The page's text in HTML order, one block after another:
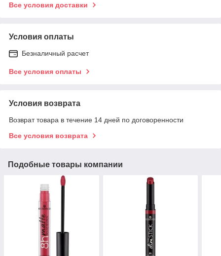
Все условия доставки
Условия оплаты
Безналичный расчет
Все условия оплаты
Условия возврата
Возврат товара в течение 14 дней по договоренности
Все условия возврата
Подобные товары компании